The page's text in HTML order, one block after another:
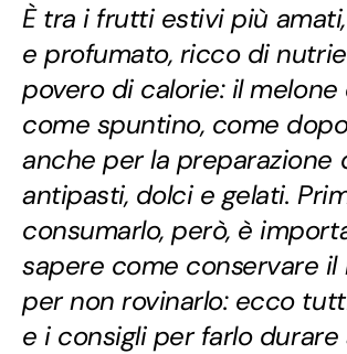
È tra i frutti estivi più
e profumato, ricco di
povero di calorie: il
come spuntino, come
anche per la preparazione
antipasti, dolci e gelati.
consumarlo, però, è
sapere come conservare il
per non rovinarlo: ecco
e i consigli per farlo durare